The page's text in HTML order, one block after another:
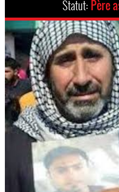
Statut: Père